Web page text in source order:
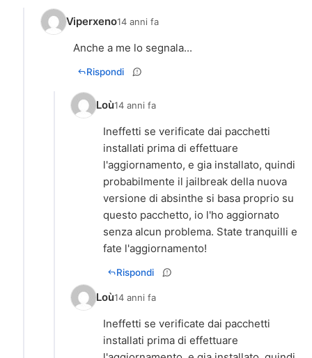
Viperxeno14 anni fa
Anche a me lo segnala...
Rispondi
Loù14 anni fa
Ineffetti se verificate dai pacchetti
installati prima di effettuare
l'aggiornamento, e gia installato, quindi
probabilmente il jailbreak della nuova
versione di absinthe si basa proprio su
questo pacchetto, io l'ho aggiornato
senza alcun problema. State tranquilli e
fate l'aggiornamento!
Rispondi
Loù14 anni fa
Ineffetti se verificate dai pacchetti
installati prima di effettuare